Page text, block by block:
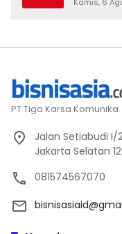
Kamis, 6
PT Tiga Karsa Komunika.
Jalan Setiabudi I/
Jakarta Selatan
081574567070